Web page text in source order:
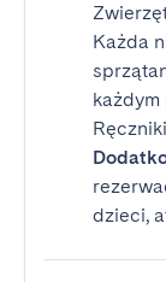
Każda
dzieci,